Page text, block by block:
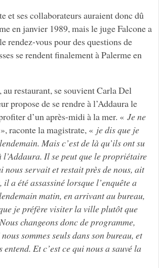
et ses collaborateurs auraient donc dû
en janvier 1989, mais le juge Falcone a
rendez-vous pour des questions de
se rendent finalement à Palerme en
au restaurant, se souvient Carla Del
propose de se rendre à l’Addaura le
d’un après-midi à la mer. « Je ne
raconte la magistrate, « je dis que je
Mais c’est de là qu’ils ont su
l’Addaura. Il se peut que le propriétaire
nous servait et restait près de nous, ait
a été assassiné lorsque l’enquête a
matin, en arrivant au bureau,
je préfère visiter la ville plutôt que
changeons donc de programme,
sommes seuls dans son bureau, et
entend. Et c’est ce qui nous a sauvé la